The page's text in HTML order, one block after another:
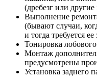
(дребезг или другие
Выполнение
(бывают случаи,
и тогда требуется ее
Тонировка лобового
Монтаж
предусмотрены
Установка заднего